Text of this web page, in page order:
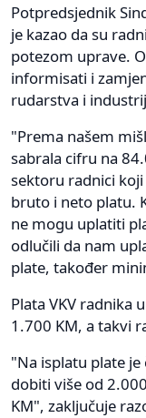
Potpredsjednik
je kazao da su
potezom uprave.
informisati i
rudarstva i
"Prema našem
sabrala cifru na
sektoru radnici
bruto i neto platu.
ne mogu uplatiti
odlučili da nam
plate, također
Plata VKV radnika
1.700 KM, a takvi
"Na isplatu plate
dobiti više od
KM", zaključuje